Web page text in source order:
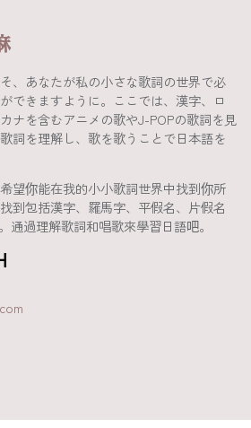
、あなたが私の小さな歌詞の世界で必
できますように。ここでは、漢字、ロ
ナを含むアニメの歌やJ-POPの歌詞を見
詞を理解し、歌を歌うことで日本語を
望你能在我的小小歌詞世界中找到你所
到包括漢字、羅馬字、平假名、片假名
通過理解歌詞和唱歌來學習日語吧。